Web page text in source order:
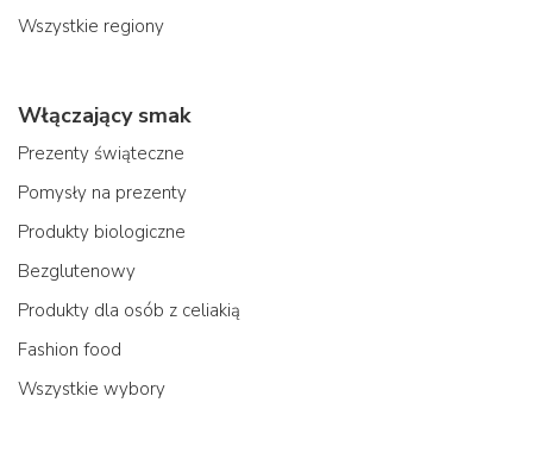
Wszystkie regiony
Włączający smak
Prezenty świąteczne
Pomysły na prezenty
Produkty biologiczne
Bezglutenowy
Produkty dla osób z celiakią
Fashion food
Wszystkie wybory